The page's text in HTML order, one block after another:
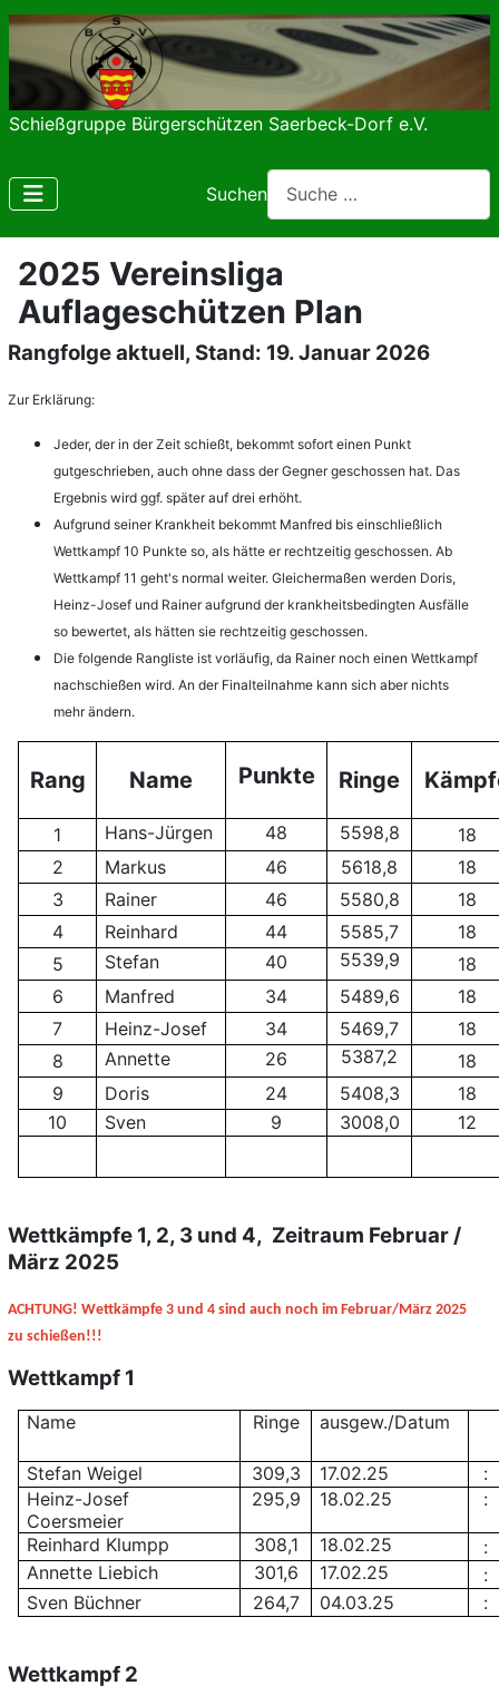
Schießgruppe Bürgerschützen Saerbeck-Dorf e.V.
Suchen
2025 Vereinsliga
Auflageschützen Plan
Rangfolge aktuell, Stand: 19. Januar 2026
Zur Erklärung:
Jeder, der in der Zeit schießt, bekommt sofort einen Punkt
gutgeschrieben, auch ohne dass der Gegner geschossen hat. Das
Ergebnis wird ggf. später auf drei erhöht.
Aufgrund seiner Krankheit bekommt Manfred bis einschließlich
Wettkampf 10 Punkte so, als hätte er rechtzeitig geschossen. Ab
Wettkampf 11 geht's normal weiter. Gleichermaßen werden Doris,
Heinz-Josef und Rainer aufgrund der krankheitsbedingten Ausfälle
so bewertet, als hätten sie rechtzeitig geschossen.
Die folgende Rangliste ist vorläufig, da Rainer noch einen Wettkampf
nachschießen wird. An der Finalteilnahme kann sich aber nichts
mehr ändern.
Rang Name Punkte Ringe
1 Hans-Jürgen 48 5598,8
18
2
Markus 46 5618,8
18
3
Rainer 46 5580,8
18
4
Reinhard 44 5585,7
18
5
Stefan 40 5539,9
18
6
Manfred 34 5489,6
18
7
Heinz-Josef 34 5469,7
18
8
Annette 26 5387,2
18
9
Doris 24 5408,3
18
10
Sven 9 3008,0 12
Wettkämpfe 1, 2, 3 und 4, Zeitraum Februar /
März 2025
ACHTUNG! Wettkämpfe 3 und 4 sind auch noch im Februar/März 2025
zu schießen!!!
Wettkampf 1
Name Ringe ausgew./Datum
Stefan Weigel 309,3 17.02.25
:
Heinz-Josef
Coersmeier
295,9 18.02.25 :
Reinhard Klumpp 308,1 18.02.25
:
Annette Liebich
301,6 17.02.25
:
Sven Büchner
264,7 04.03.25 :
Wettkampf 2